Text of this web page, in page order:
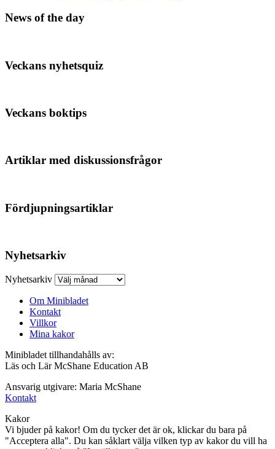
News of the day
Veckans nyhetsquiz
Veckans boktips
Artiklar med diskussionsfrågor
Fördjupningsartiklar
Nyhetsarkiv
Nyhetsarkiv
Om Minibladet
Kontakt
Villkor
Mina kakor
Minibladet tillhandahålls av:
Läs och Lär McShane Education AB
Ansvarig utgivare: Maria McShane
Kontakt
Kakor
Vi bjuder på kakor! Om du tycker det är ok, klickar du bara på
"Acceptera alla". Du kan såklart välja vilken typ av kakor du vill ha